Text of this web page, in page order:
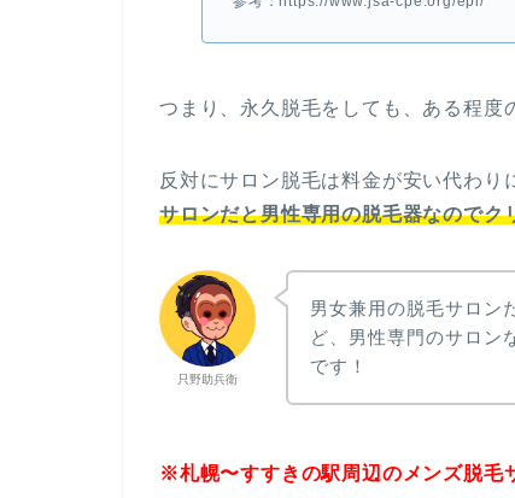
つまり、永久脱毛をしても、ある程度
反対にサロン脱毛は料金が安い代わり
サロンだと男性専用の脱毛器なのでク
只野助兵衛
男女兼用の脱毛サロン
ど、男性専門のサロン
です！
※札幌〜すすきの駅周辺のメンズ脱毛